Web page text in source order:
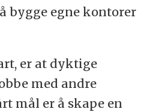
bygge egne kontorer
er at dyktige
med andre
mål er å skape en